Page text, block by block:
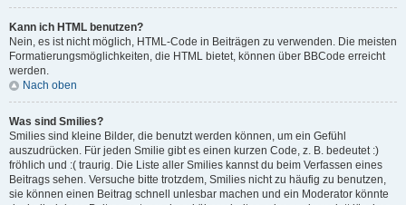
Kann ich HTML benutzen?
Nein, es ist nicht möglich, HTML-Code in Beiträgen zu verwenden. Die meisten
Formatierungsmöglichkeiten, die HTML bietet, können über BBCode erreicht
werden.
Nach oben
Was sind Smilies?
Smilies sind kleine Bilder, die benutzt werden können, um ein Gefühl
auszudrücken. Für jeden Smilie gibt es einen kurzen Code, z. B. bedeutet :)
fröhlich und :( traurig. Die Liste aller Smilies kannst du beim Verfassen eines
Beitrags sehen. Versuche bitte trotzdem, Smilies nicht zu häufig zu benutzen,
sie können einen Beitrag schnell unlesbar machen und ein Moderator könnte